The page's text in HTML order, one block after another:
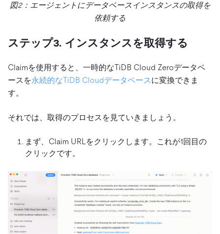
図2：エージェントにデータベースインスタンスの取得を
依頼する
ステップ3. インスタンスを取得する
Claimを使用すると、一時的なTiDB Cloud Zeroデータベ
ースを永続的なTiDB Cloudデータベースに変換できま
す。
それでは、取得のプロセスを見ていきましょう。
まず、Claim URLをクリックします。これが1回目の
クリックです。